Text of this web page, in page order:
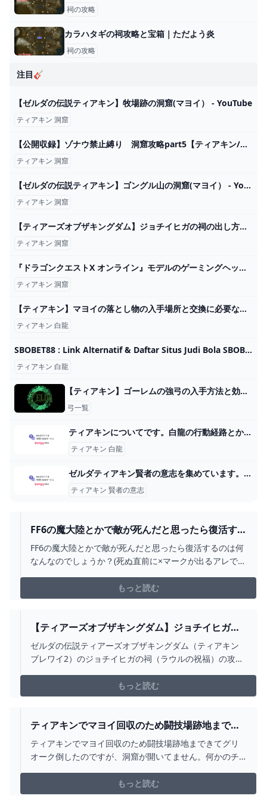
祠の攻略
カラハタギの祠攻略と宝箱｜ただよう炎
祠の攻略
注目🎸
【ゼルダの伝説ティアキン】牧場跡の洞窟(マヨイ） - YouTube
ティアキン 洞窟
【公開収録】ゾナウ禁止縛り 洞窟攻略part5【ティアキン/制限プレイ/ゼルダの伝説ティアーズオブザキングダム】 - YouTube
ティアキン 洞窟
【ゼルダの伝説ティアキン】ゴングル山の洞窟(マヨイ） - YouTube
ティアキン 洞窟
【ティアーズオブザキングダム】ジョチイヒガの祠の出し方と場所【ティアキン】 - ティアキン攻略Wiki Gamerch
ティアキン 洞窟
『ドラゴンクエストX オンライン』モデルのゲーミングヘッドセットが登場。爽やかなライトブルーのハウジングにはスライムがデザイン【ドラクエ】 - 電撃オンライン
ティアキン 洞窟
【ティアキン】マヨイの落とし物の入手場所と交換に必要な数【ゼルダの伝説ティアーズオブザキングダム】 - ゲームウィズ
ティアキン 白龍
SBOBET88 : Link Alternatif & Daftar Situs Judi Bola SBOBET EURO 2024
ティアキン 白龍
【ティアキン】ゴーレムの強弓の入手方法と効果性能【ゼルダの伝説ティアーズオブザキングダム】
弓一覧
ティアキンについてです。白龍の行動経路とかって分かりますか？強化... - Yahoo!知恵袋
ティアキン 白龍
ゼルダティアキン賢者の意志を集めています。しかしながらいろんな... - Yahoo!知恵袋
ティアキン 賢者の意志
FF6の魔大陸とかで敵が死んだと思ったら復活する
のは何なんなのでし... - YAHOO!知恵袋
FF6の魔大陸とかで敵が死んだと思ったら復活するのは何
なんなのでしょうか？(死ぬ直前に×マークが出るアレで
どなたか教えてください。 魔大陸に出現するモン...
もっと読む
【ティアーズオブザキングダム】ジョチイヒガの
祠の出し方と場所【ティアキン】 - ティアキン攻
略WIKI GAMERCH
ゼルダの伝説ティアーズオブザキングダム（ティアキン
ブレワイ2）のジョチイヒガの祠（ラウルの祝福）の攻略
掲載しているので是非参考にしてください
もっと読む
ティアキンでマヨイ回収のため闘技場跡地までき
てグリオーク倒したのですが、洞窟... - YAHOO!知
恵袋
ティアキンでマヨイ回収のため闘技場跡地まできてグリ
オーク倒したのですが、洞窟が開いてません。何かのチ
技場跡地の洞窟を開ける条件はグリオークを倒すことで
はなく、兵士...
もっと読む